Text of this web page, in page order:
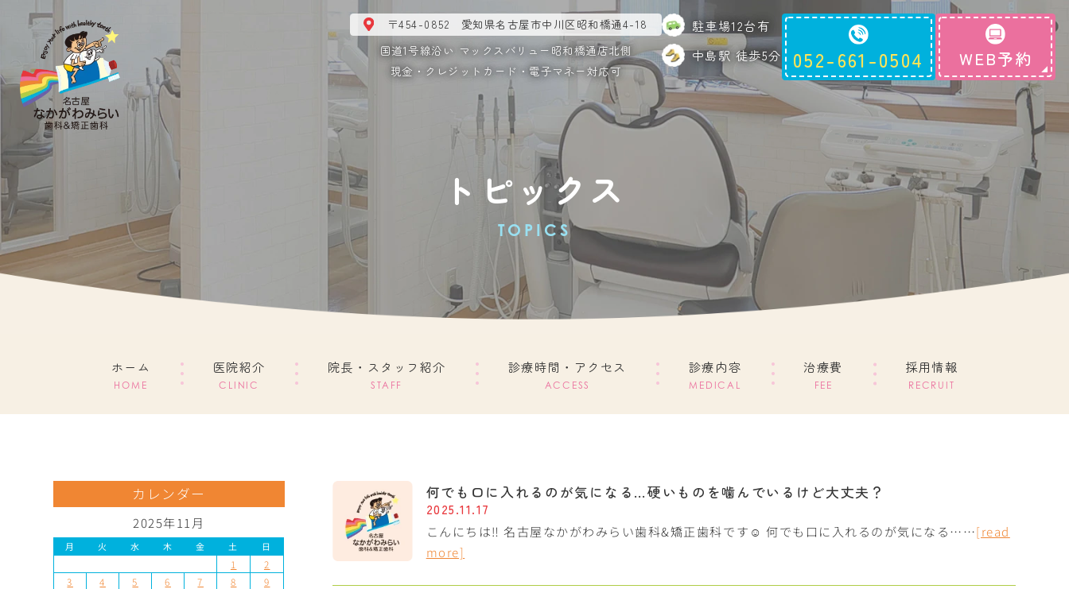
〒454-0852 愛知県名古屋市中川区昭和橋通4-18
国道1号線沿い マックスバリュー昭和橋通店北側
現金・クレジットカード・電子マネー対応可
駐車場12台有
中島駅 徒歩5分
052-661-0504 WEB予約
トピックス
TOPICS
ホーム
HOME
医院紹介
CLINIC
院長・スタッフ紹介
STAFF
診療時間・アクセス
ACCESS
診療内容
MEDICAL
治療費
FEE
採用情報
RECRUIT
何でも口に入れるのが気になる…硬いものを噛んでいるけど大丈夫？
2025.11.17
こんにちは‼︎ 名古屋なかがわみらい歯科&矯正歯科です☺︎ 何でも口に入れるのが気になる……[read
more]
カレンダー
2025年11月
月 火 水 木 金 土 日
1
2
3
4 5 6 7 8
9